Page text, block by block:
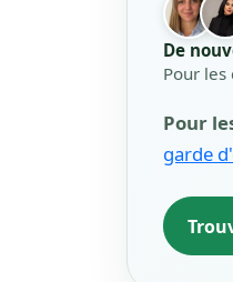
De
Pour les
Pour
garde